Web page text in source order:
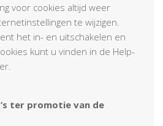
voor cookies altijd weer
te wijzigen.
het in- en uitschakelen en
kunt u vinden in de Help-
ter promotie van de